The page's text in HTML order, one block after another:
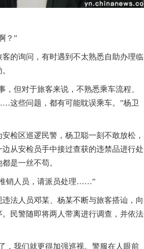
？”
询问，有时遇到不太熟悉自助办理临
但对于旅客来说，不熟悉乘车流程、
这些问题，都有可能耽误乘车。”杨卫
区巡逻民警，杨卫聪一刻不敢放松，
从安检员手中接过查获的违禁品进行处
是一丝不苟。
销人员，请派员处理……”
人员邓某、杨某不断与旅客搭讪，向
民警随即将两人带离进行调查，并依法
我们就更得加强巡视。警服在人眼前